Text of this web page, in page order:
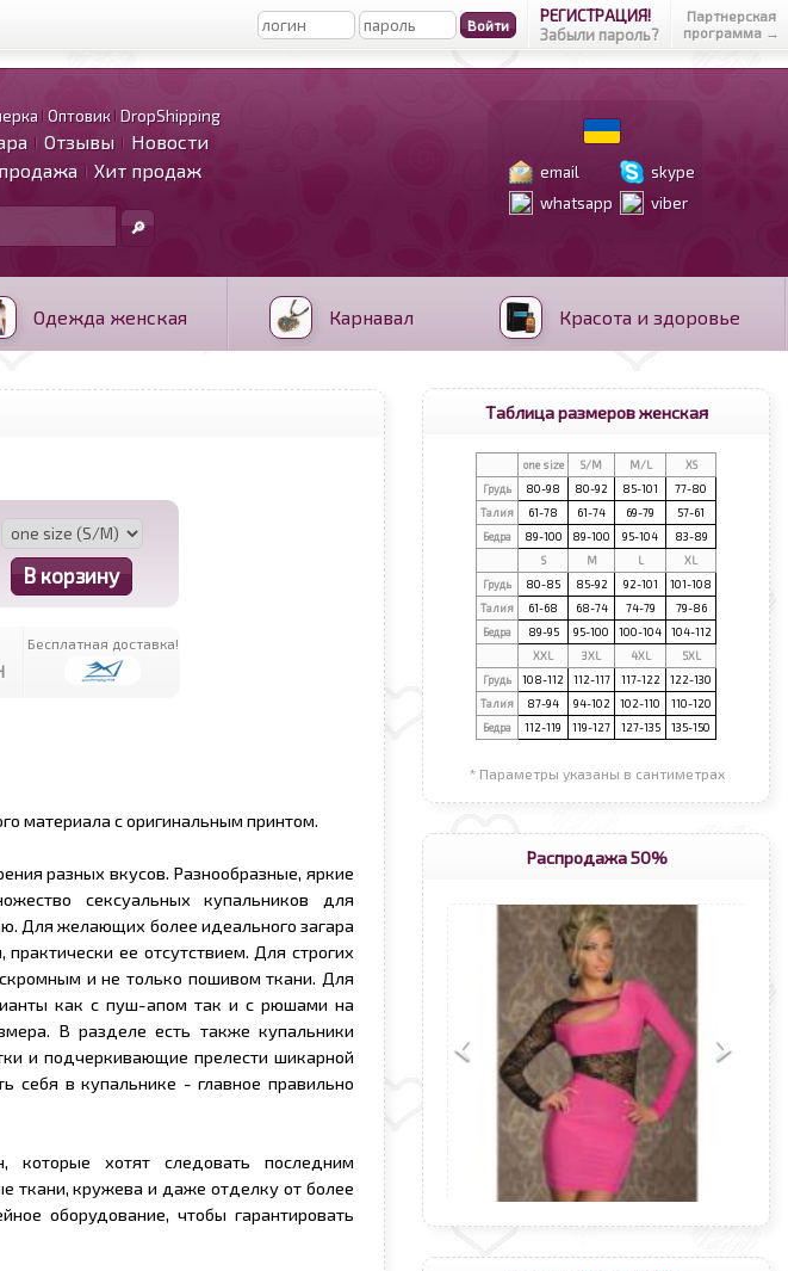
РЕГИСТРАЦИЯ!
Забыли пароль?
Партнерская
программа →
Оптовик DropShipping
Отзывы
Новости
Хит продаж email
skype
whatsapp
viber
Одежда женская Карнавал Красота и здоровье
Бесплатная доставка!
материала с оригинальным принтом.
разных вкусов. Разнообразные, яркие
сексуальных купальников для
Для желающих более идеального загара
ее отсутствием. Для строгих
и не только пошивом ткани. Для
как с пуш-апом так и с рюшами на
В разделе есть также купальники
и подчеркивающие прелести шикарной
себя в купальнике - главное правильно
хотят следовать последним
ткани, кружева и даже отделку от более
оборудование, чтобы гарантировать
Таблица размеров женская
one size S/M M/L
XS
Грудь
80-98 80-92 85-101
77-80
Талия
61-78 61-74 69-79
57-61
Бедра
89-100 89-100 95-104
83-89
S
М L
XL
Грудь
80-85 85-92 92-101
101-108
Талия
61-68 68-74 74-79
79-86
Бедра
89-95 95-100 100-104
104-112
XXL
3XL 4XL
5XL
Грудь
108-112 112-117 117-122
122-130
Талия
87-94 94-102 102-110
110-120
Бедра
112-119 119-127 127-135 135-150
* Параметры указаны в сантиметрах
Распродажа 50%